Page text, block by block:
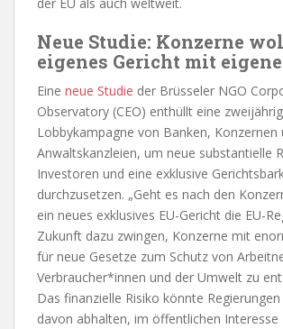
Neue Studie: Konzerne
eigenes Gericht mit
Eine neue Studie der Brüsseler NGO
Observatory (CEO) enthüllt eine
Lobbykampagne von Banken, Konzernen
Anwaltskanzleien, um neue substantielle
Investoren und eine exklusive
durchzusetzen. „Geht es nach den
ein neues exklusives EU-Gericht die EU-
Zukunft dazu zwingen, Konzerne mit
für neue Gesetze zum Schutz von
Verbraucher*innen und der Umwelt zu
Das finanzielle Risiko könnte
davon abhalten, im öffentlichen Interesse